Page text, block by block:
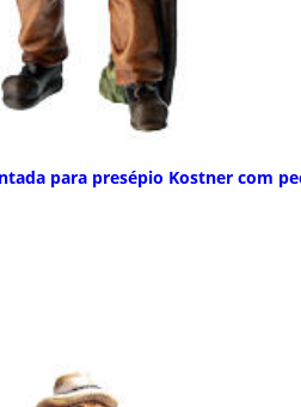
para presépio Kostner com